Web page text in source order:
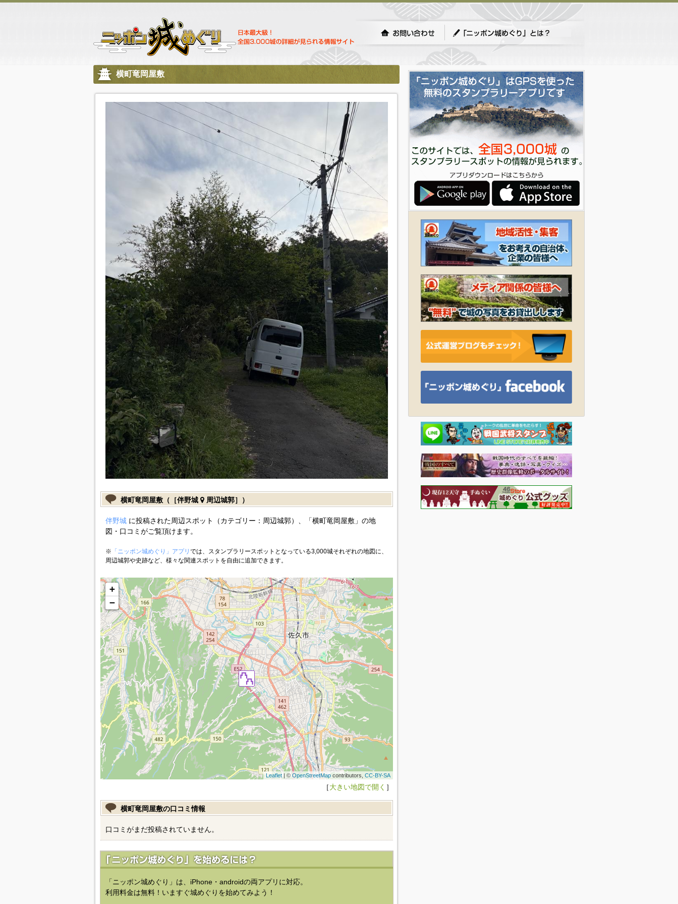
横町竜岡屋敷
横町竜岡屋敷（［伴野城 周辺城郭］）
伴野城に投稿された周辺スポット（カテゴリー：周辺城郭）、「横町竜岡屋敷」の地
図・口コミがご覧頂けます。
※ 「ニッポン城めぐり」アプリ では、スタンプラリースポットとなっている3,000城それぞれの地図に、
周辺城郭や史跡など、様々な関連スポットを自由に追加できます。
+
−
Leaflet| © OpenStreetMapcontributors, CC-BY-SA
［大きい地図で開く ］
横町竜岡屋敷の口コミ情報
口コミがまだ投稿されていません。
「ニッポン城めぐり」は、iPhone・androidの両アプリに対応。
利用料金は無料！いますぐ城めぐりを始めてみよう！